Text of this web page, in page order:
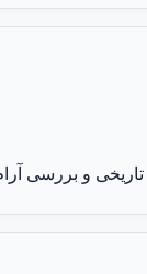
و بررسی